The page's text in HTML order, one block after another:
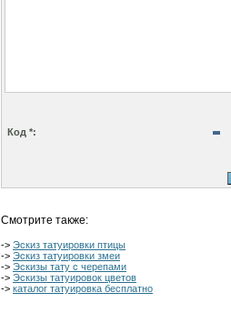
Код *:
Смотрите также:
-> Эскиз татуировки птицы
-> Эскиз татуировки змеи
-> Эскизы тату с черепами
-> Эскизы татуировок цветов
-> каталог татуировка бесплатно